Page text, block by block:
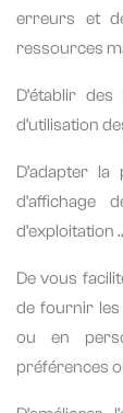
erreurs et
ressources
D’établir
d’utilisation
D’adapter
d’affichage
d’exploitation
De vous
de fournir les
ou en
préférences